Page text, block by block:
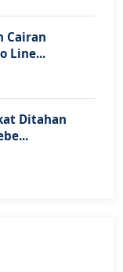
Cairan
Line...
Ditahan